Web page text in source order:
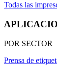
Todas las
POR SECTOR
Prensa de